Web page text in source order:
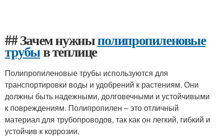
## Зачем нужныполипропиленовые
трубыв теплице
Полипропиленовые трубы используются для
транспортировки воды и удобрений к растениям. Они
должны быть надежными, долговечными и устойчивыми
к повреждениям. Полипропилен – это отличный
материал для трубопроводов, так как он легкий, гибкий и
устойчив к коррозии.